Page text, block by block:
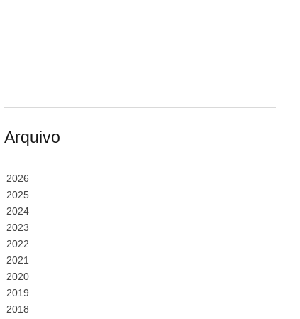
Arquivo
2026
2025
2024
2023
2022
2021
2020
2019
2018